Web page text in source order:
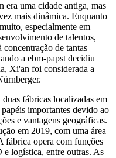
era uma cidade antiga, mas
mais dinâmica. Enquanto
especialmente em
de talentos,
de tantas
a ebm-papst decidiu
Xi'an foi considerada a
fábricas localizadas em
importantes devido ao
e vantagens geográficas.
em 2019, com uma área
fábrica opera com funções
logística, entre outras. As